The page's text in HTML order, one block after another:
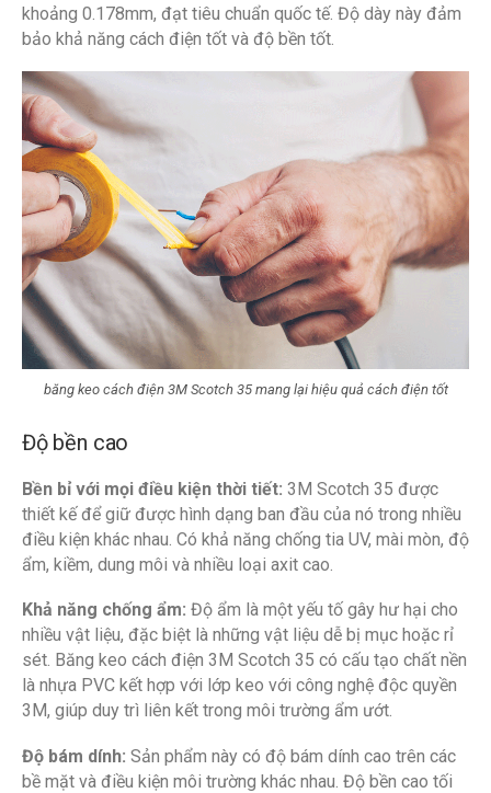
khoảng 0.178mm, đạt tiêu chuẩn quốc tế. Độ dày này đảm
bảo khả năng cách điện tốt và độ bền tốt.
băng keo cách điện 3M Scotch 35 mang lại hiệu quả cách điện tốt
Độ bền cao
Bền bỉ với mọi điều kiện thời tiết: 3M Scotch 35 được
thiết kế để giữ được hình dạng ban đầu của nó trong nhiều
điều kiện khác nhau. Có khả năng chống tia UV, mài mòn, độ
ẩm, kiềm, dung môi và nhiều loại axit cao.
Khả năng chống ẩm: Độ ẩm là một yếu tố gây hư hại cho
nhiều vật liệu, đặc biệt là những vật liệu dễ bị mục hoặc rỉ
sét. Băng keo cách điện 3M Scotch 35 có cấu tạo chất nền
là nhựa PVC kết hợp với lớp keo với công nghệ độc quyền
3M, giúp duy trì liên kết trong môi trường ẩm ướt.
Độ bám dính: Sản phẩm này có độ bám dính cao trên các
bề mặt và điều kiện môi trường khác nhau. Độ bền cao tối